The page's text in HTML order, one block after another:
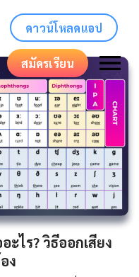
ดาวน์โหลดแอป
สมัครเรียน
ะไร? วิธีออกเสียง
ง